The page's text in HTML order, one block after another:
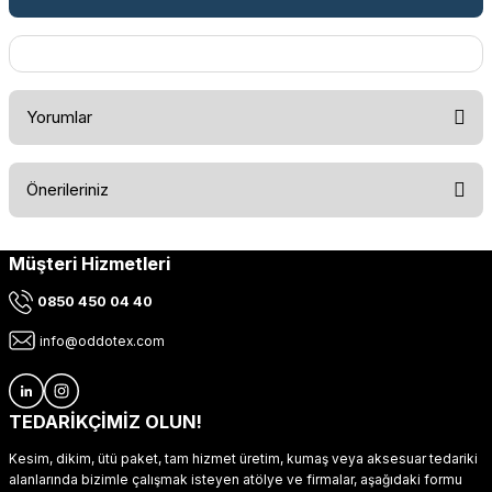
Yorumlar
Önerileriniz
Bu ürünün fiyat bilgisi, resim, ürün açıklamalarında ve diğer
kullanarak tarafımıza iletebilirsiniz.
Ürün resmi kalitesiz, bozuk veya görüntülenemiyor.
Ürün açıklamasında eksik bilgiler bulunuyor.
Ürün fiyatı diğer sitelerden daha pahalı.
Müşteri Hizmetleri
0850 450 04 40
info@oddotex.com
TEDARİKÇİMİZ OLUN!
Kesim, dikim, ütü paket, tam hizmet üretim, kumaş veya aksesuar tedariki
alanlarında bizimle çalışmak isteyen atölye ve firmalar, aşağıdaki formu